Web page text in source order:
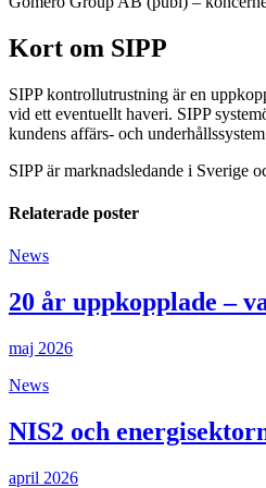
Kort om SIPP
SIPP kontrollutrustning är en
vid ett eventuellt haveri. SIPP
kundens affärs- och
SIPP är marknadsledande i Sverige
Relaterade poster
News
20 år uppkopplade –
maj 2026
News
NIS2 och
april 2026